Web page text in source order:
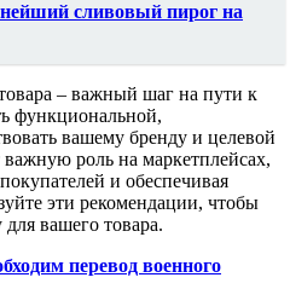
сливовый пирог на
– важный шаг на пути к
функциональной,
вашему бренду и целевой
роль на маркетплейсах,
и обеспечивая
эти рекомендации, чтобы
вашего товара.
перевод военного